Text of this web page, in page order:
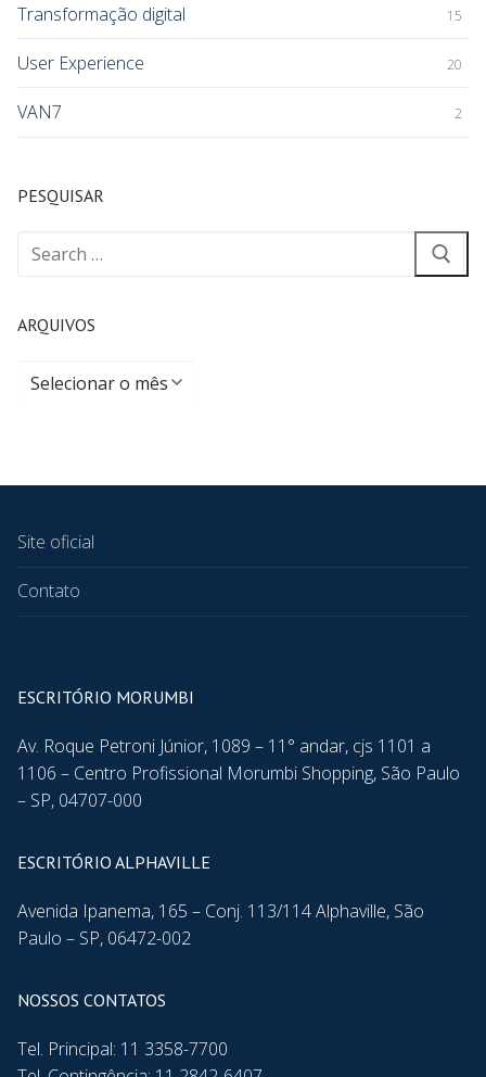
Transformação digital 15
User Experience 20
VAN7 2
PESQUISAR
ARQUIVOS
Site oficial
Contato
ESCRITÓRIO MORUMBI
Av. Roque Petroni Júnior, 1089 – 11° andar, cjs 1101 a
1106 – Centro Profissional Morumbi Shopping, São Paulo
– SP, 04707-000
ESCRITÓRIO ALPHAVILLE
Avenida Ipanema, 165 – Conj. 113/114 Alphaville, São
Paulo – SP, 06472-002
NOSSOS CONTATOS
Tel. Principal: 11 3358-7700